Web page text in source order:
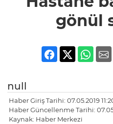
gönül
null
Haber Giriş Tarihi: 07.05.2019
Haber Güncellenme Tarihi:
Kaynak: Haber Merkezi